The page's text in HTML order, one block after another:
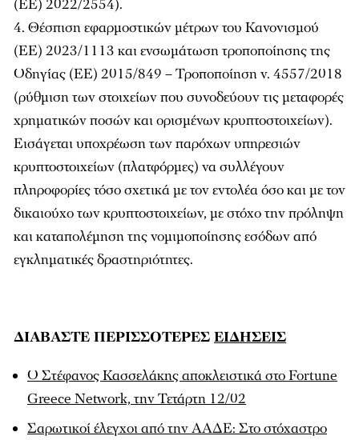
(ΕΕ) 2022/2554).
Θέσπιση εφαρμοστικών μέτρων του Κανονισμού
(ΕΕ) 2023/1113 και ενσωμάτωση τροποποίησης της
Οδηγίας (ΕΕ) 2015/849 – Τροποποίηση ν. 4557/2018
(ρύθμιση των στοιχείων που συνοδεύουν τις μεταφορές
χρηματικών ποσών και ορισμένων κρυπτοστοιχείων).
Εισάγεται υποχρέωση των παρόχων υπηρεσιών
κρυπτοστοιχείων (πλατφόρμες) να συλλέγουν
πληροφορίες τόσο σχετικά με τον εντολέα όσο και με τον
δικαιούχο των κρυπτοστοιχείων, με στόχο την πρόληψη
και καταπολέμηση της νομιμοποίησης εσόδων από
εγκληματικές δραστηριότητες.
ΔΙΑΒΑΣΤΕ ΠΕΡΙΣΣΟΤΕΡΕΣ ΕΙΔΗΣΕΙΣ
Ο Στέφανος Κασσελάκης αποκλειστικά στο Fortune
Greece Network, την Τετάρτη 12/02
Σαρωτικοί έλεγχοι από την ΑΑΔΕ: Στο στόχαστρο